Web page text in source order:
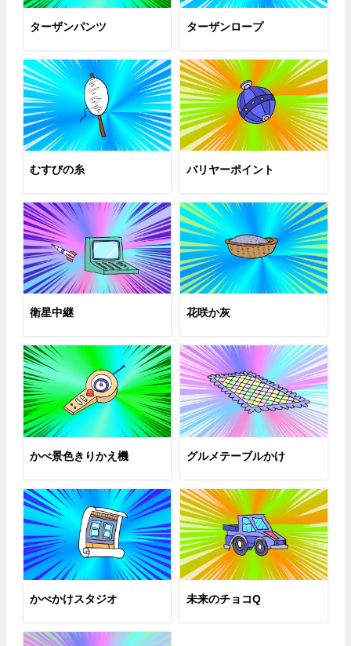
ターザンパンツ ターザンロープ
むすびの糸 バリヤーポイント
衛星中継 花咲か灰
かべ景色きりかえ機 グルメテーブルかけ
かべかけスタジオ 未来のチョコQ